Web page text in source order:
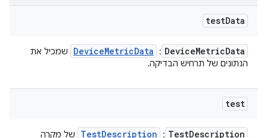
testData
DeviceMetricData
:
DeviceMetricData
שמכיל את
הנתונים של תרחיש הבדיקה.
test
TestDescription
:
TestDescription
של מקרה